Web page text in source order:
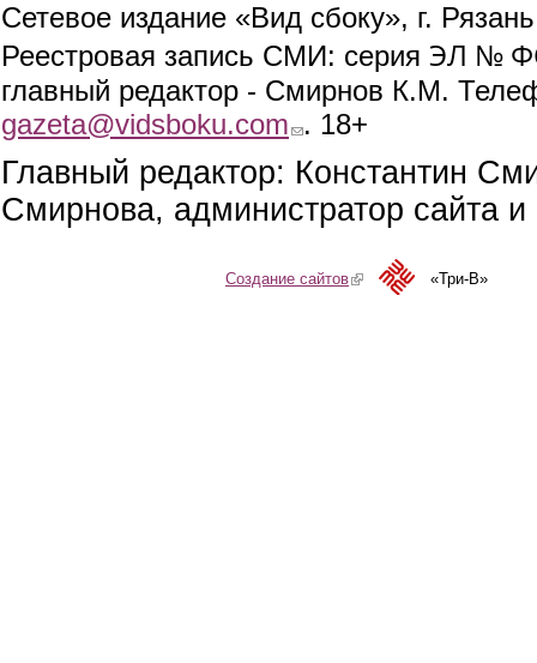
Сетевое издание «Вид сбоку», г.
Реестровая запись СМИ: серия ЭЛ №
главный редактор - Смирнов К.М.
gazeta@vidsboku.com (link sends e-mail)
. 18+
Главный редактор: Константин
Смирнова, администратор сайта
Создание сайтов(link is external)«Три-В»